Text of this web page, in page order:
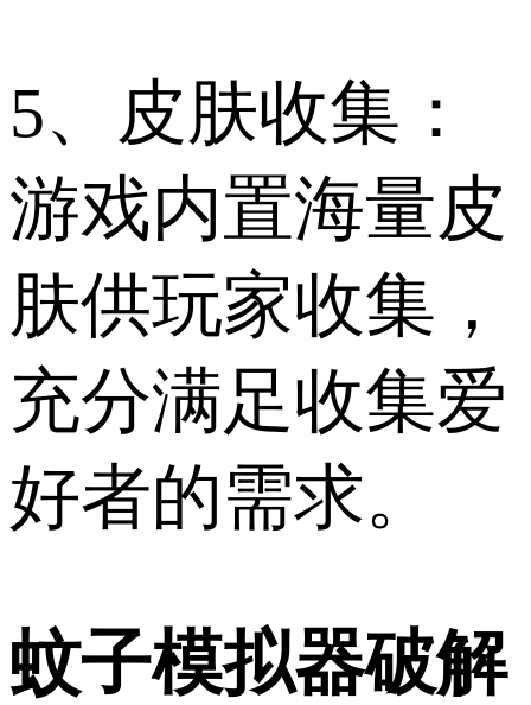
5、皮肤收集：
游戏内置海量皮
肤供玩家收集，
充分满足收集爱
好者的需求。
蚊子模拟器破解